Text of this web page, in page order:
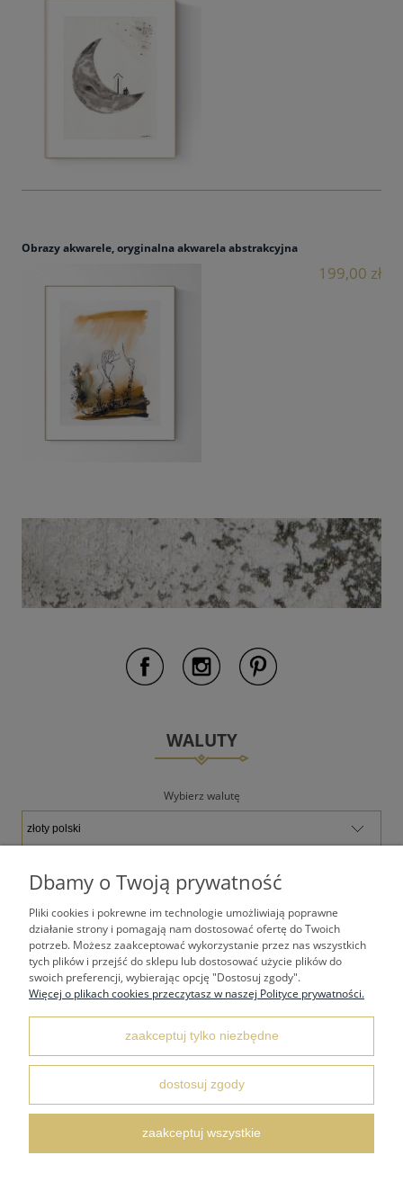
Obrazy akwarele, oryginalna akwarela abstrakcyjna
199,00 zł
WALUTY
Wybierz walutę
TWOJE KONTO
PŁATNOŚCI I DOSTAWA
REGULAMINY
KONTAKT I DANE ADRESOWE
FAQ NAJCZĘŚCIEJ ZADAWANE PYTANIA
Dbamy o Twoją prywatność
Pliki cookies i pokrewne im technologie umożliwiają poprawne
działanie strony i pomagają nam dostosować ofertę do Twoich
potrzeb. Możesz zaakceptować wykorzystanie przez nas wszystkich
tych plików i przejść do sklepu lub dostosować użycie plików do
swoich preferencji, wybierając opcję "Dostosuj zgody".
Więcej o plikach cookies przeczytasz w naszej Polityce prywatności.
zaakceptuj tylko niezbędne
dostosuj zgody
zaakceptuj wszystkie